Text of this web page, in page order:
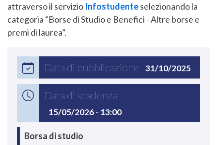
attraverso il servizio Infostudenteselezionando la
categoria “Borse di Studio e Benefici - Altre borse e
premi di laurea”.
Data di pubblicazione 31/10/2025
Data di scadenza
15/05/2026 - 13:00
Borsa di studio